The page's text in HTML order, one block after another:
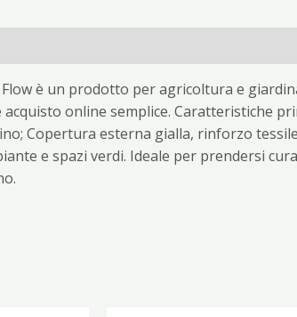
Flow è un prodotto per agricoltura e
online semplice. Caratteristiche
Copertura esterna gialla, rinforzo
e spazi verdi. Ideale per prendersi